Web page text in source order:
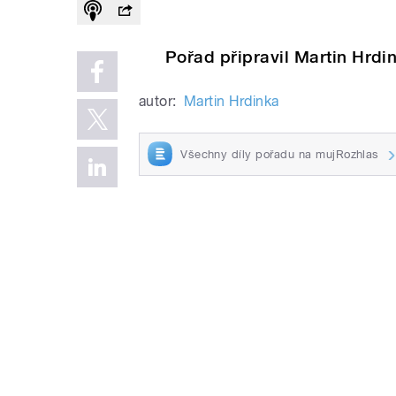
Pořad připravil Martin
autor: Martin Hrdinka
Všechny díly pořadu na mujRozhlas